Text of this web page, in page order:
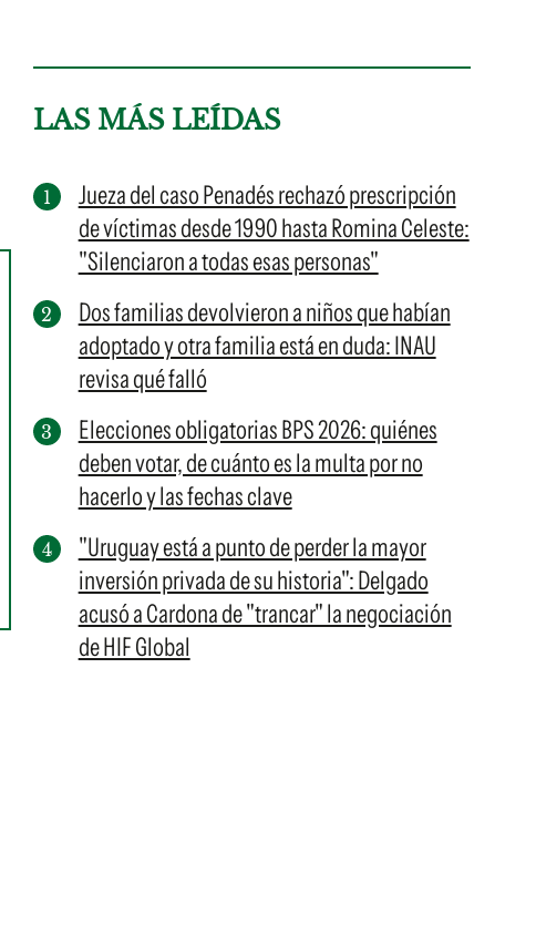
LAS MÁS LEÍDAS
Jueza del caso Penadés rechazó prescripción
de víctimas desde 1990 hasta Romina Celeste:
"Silenciaron a todas esas personas"
Dos familias devolvieron a niños que habían
adoptado y otra familia está en duda: INAU
revisa qué falló
Elecciones obligatorias BPS 2026: quiénes
deben votar, de cuánto es la multa por no
hacerlo y las fechas clave
"Uruguay está a punto de perder la mayor
inversión privada de su historia": Delgado
acusó a Cardona de "trancar" la negociación
de HIF Global